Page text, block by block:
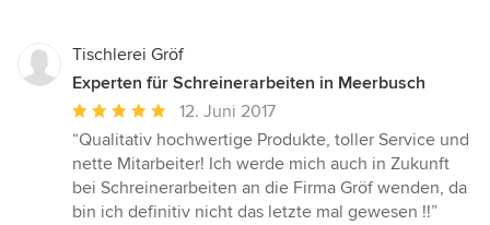
Tischlerei Gröf
Experten für Schreinerarbeiten in Meerbusch
Durchschnittliche
Bewertung:
5
von
5
12. Juni 2017
“Qualitativ hochwertige Produkte, toller Service und
nette Mitarbeiter! Ich werde mich auch in Zukunft
bei Schreinerarbeiten an die Firma Gröf wenden, da
bin ich definitiv nicht das letzte mal gewesen !!”